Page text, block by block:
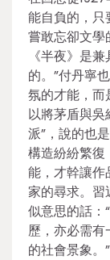
能自負的，只
嘗敢忘卻文學
《半夜》是
的。”付丹寧
氛的才能，而
以將茅盾與吳
派”，說的也
構造紛紛繁復
能，才幹讓作
家的尋求。習
似意思的話：
歷，亦必需有
的社會景象。”